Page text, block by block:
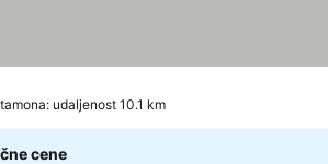
udaljenost 10.1 km
cene